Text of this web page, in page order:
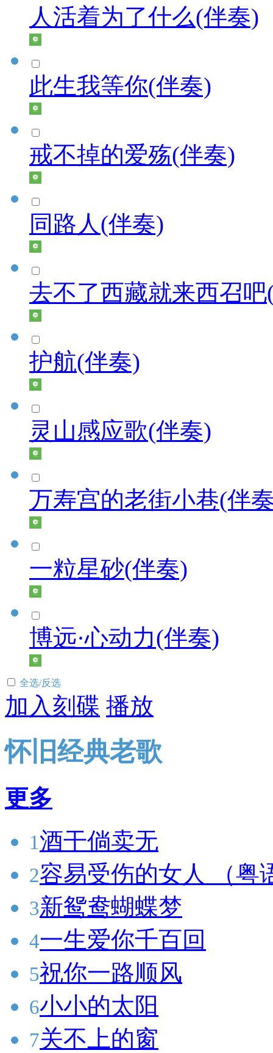
人活着为了什么(伴奏)
此生我等你(伴奏)
戒不掉的爱殇(伴奏)
同路人(伴奏)
去不了西藏就来西召
护航(伴奏)
灵山感应歌(伴奏)
万寿宫的老街小巷(伴
一粒星砂(伴奏)
博远·心动力(伴奏)
全选/反选
加入刻碟 播放
怀旧经典老歌
更多
1酒干倘卖无
2容易受伤的女人 （粤
3新鸳鸯蝴蝶梦
4一生爱你千百回
5祝你一路顺风
6小小的太阳
7关不上的窗